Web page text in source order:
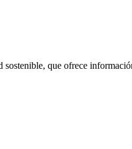
que ofrece